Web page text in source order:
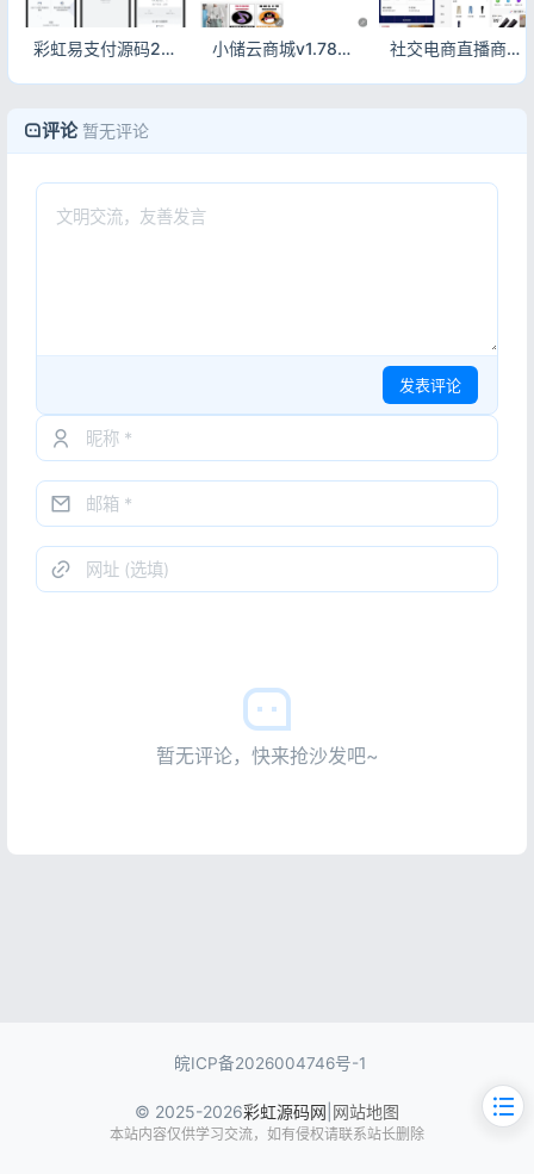
彩虹易支付源码25.3.14完整版 配套更新包一键部署 小储云商城v1.782最新解锁版源码 免授权完美运营PHP商城系统 社交电商直播商城源码 支持前端DIY H5小程序双端全功能商城系统
评论 暂无评论
发表评论
暂无评论，快来抢沙发吧~
皖ICP备2026004746号-1
© 2025-2026彩虹源码网 网站地图
本站内容仅供学习交流，如有侵权请联系站长删除